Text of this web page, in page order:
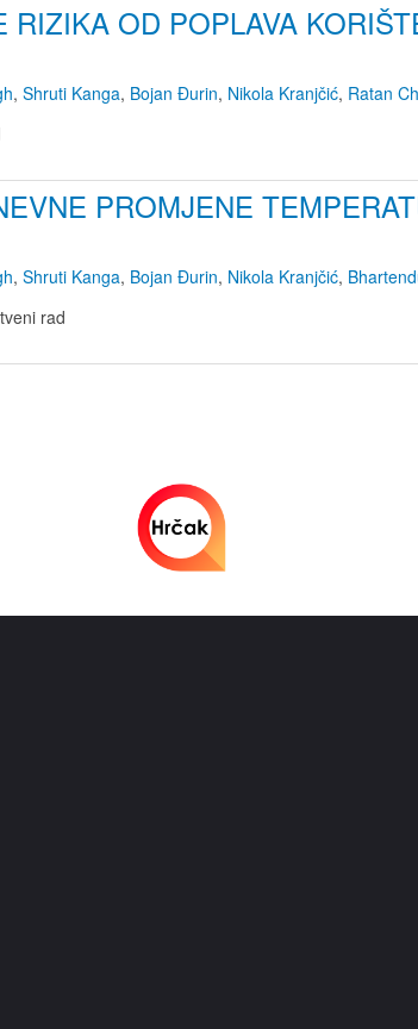
RIZIKA OD POPLAVA
, Shruti Kanga, Bojan Đurin, Nikola Kranjčić, Ratan
PROMJENE
, Shruti Kanga, Bojan Đurin, Nikola Kranjčić,
rad